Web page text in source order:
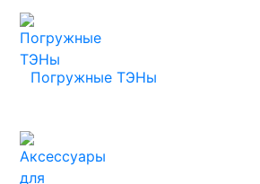
Погружные ТЭНы